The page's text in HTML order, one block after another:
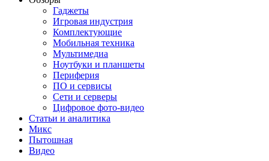
Гаджеты
Игровая индустрия
Комплектующие
Мобильная техника
Мультимедиа
Ноутбуки и планшеты
Периферия
ПО и сервисы
Сети и серверы
Цифровое фото-видео
Статьи и аналитика
Микс
Пытошная
Видео